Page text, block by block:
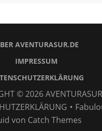
AVENTURASUR.DE
IMPRESSUM
© 2026AVENTURASUR
•
von Catch Themes